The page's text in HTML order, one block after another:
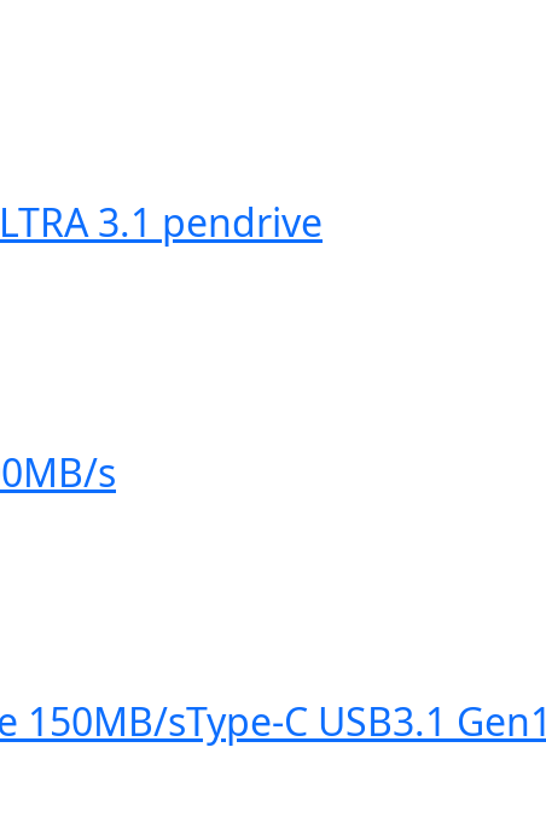
3.1 pendrive
s
sType-C USB3.1 Gen1